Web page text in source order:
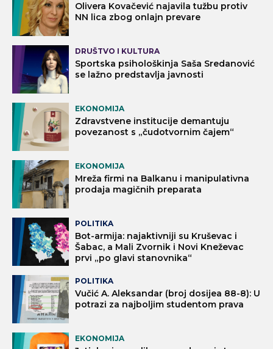
Olivera Kovačević najavila tužbu protiv
NN lica zbog onlajn prevare
DRUŠTVO I KULTURA
Sportska psihološkinja Saša Sredanović
se lažno predstavlja javnosti
EKONOMIJA
Zdravstvene institucije demantuju
povezanost s „čudotvornim čajem“
EKONOMIJA
Mreža firmi na Balkanu i manipulativna
prodaja magičnih preparata
POLITIKA
Bot-armija: najaktivniji su Kruševac i
Šabac, a Mali Zvornik i Novi Kneževac
prvi „po glavi stanovnika“
POLITIKA
Vučić A. Aleksandar (broj dosijea 88-8): U
potrazi za najboljim studentom prava
EKONOMIJA